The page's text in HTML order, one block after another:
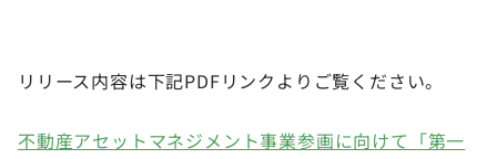
リリース内容は下記PDFリンクよりご覧ください。
不動産アセットマネジメント事業参画に向けて「第一